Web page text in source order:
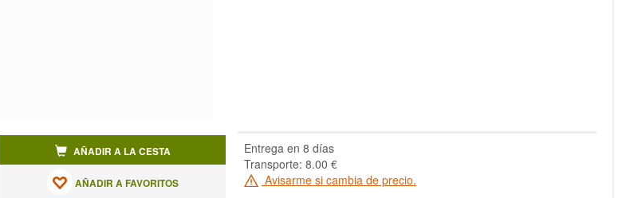
AÑADIR A LA CESTA
AÑADIR A FAVORITOS
Entrega en 8 días
Transporte: 8.00 €
Avisarme si cambia de precio.